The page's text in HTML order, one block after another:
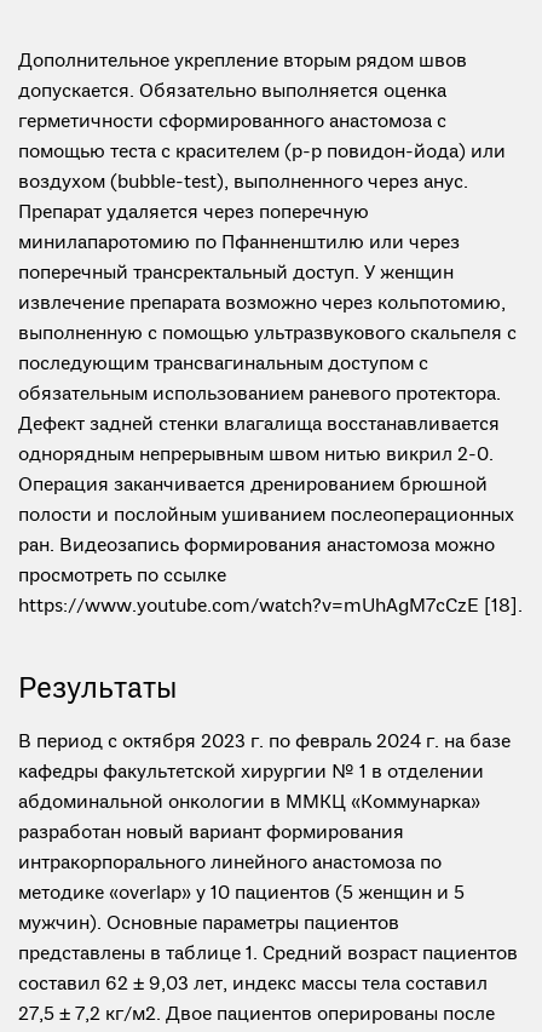
Дополнительное укрепление вторым рядом швов
допускается. Обязательно выполняется оценка
герметичности сформированного анастомоза с
помощью теста с красителем (р-р повидон-йода) или
воздухом (bubble-test), выполненного через анус.
Препарат удаляется через поперечную
минилапаротомию по Пфанненштилю или через
поперечный трансректальный доступ. У женщин
извлечение препарата возможно через кольпотомию,
выполненную с помощью ультразвукового скальпеля с
последующим трансвагинальным доступом с
обязательным использованием раневого протектора.
Дефект задней стенки влагалища восстанавливается
однорядным непрерывным швом нитью викрил 2-0.
Операция заканчивается дренированием брюшной
полости и послойным ушиванием послеоперационных
ран. Видеозапись формирования анастомоза можно
просмотреть по ссылке
https://www.youtube.com/watch?v=mUhAgM7cCzE [18].
Результаты
В период с октября 2023 г. по февраль 2024 г. на базе
кафедры факультетской хирургии № 1 в отделении
абдоминальной онкологии в ММКЦ «Коммунарка»
разработан новый вариант формирования
интракорпорального линейного анастомоза по
методике «overlap» у 10 пациентов (5 женщин и 5
мужчин). Основные параметры пациентов
представлены в таблице 1. Средний возраст пациентов
составил 62 ± 9,03 лет, индекс массы тела составил
27,5 ± 7,2 кг/м2. Двое пациентов оперированы после